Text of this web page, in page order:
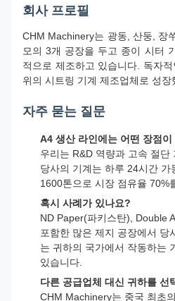
회사 프로필
CHM Machinery는 광동, 산둥, 장
모의 3개 공장을 두고 종이 시터
적으로 제조하고 있습니다. 독자
위의 시트링 기계 제조업체로 성장
자주 묻는 질문
A4 생산 라인에는 어떤 장점이
우리는 R&D 역량과 고속 절단
당사의 기계는 하루 24시간 가
1600톤으로 시장 점유율 70%
혹시 사례가 있나요?
ND Paper(파키스탄), Double
포함한 많은 제지 공장에서 당
는 귀하의 국가에서 작동하는
있습니다.
다른 공급업체 대신 귀하를 선
CHM Machinery는 중국 최초